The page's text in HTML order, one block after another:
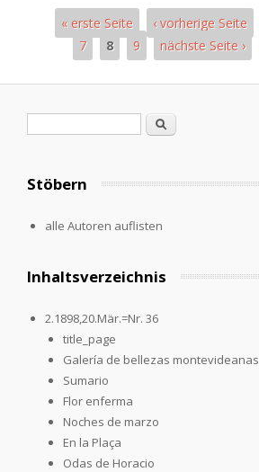
« erste Seite ‹ vorherige Seite
7
8 9 nächste Seite ›
Suche
Stöbern
alle Autoren auflisten
Inhaltsverzeichnis
2.1898,20.Mär.=Nr. 36
title_page
Galería de bellezas montevideanas
Sumario
Flor enferma
Noches de marzo
En la Plaça
Odas de Horacio